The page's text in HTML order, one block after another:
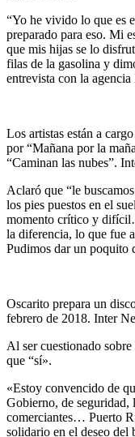
“Yo he vivido lo que es
preparado para eso. Mi
que mis hijas se lo
filas de la gasolina y
entrevista con la
Los artistas están a
por “Mañana por la
“Caminan las nubes”.
Aclaró que “le
los pies puestos en el
momento crítico y
la diferencia, lo que fue
Pudimos dar un poquito
Oscarito prepara un
febrero de 2018. Inter
Al ser cuestionado
que “sí».
«Estoy convencido de
Gobierno, de seguridad,
comerciantes… Puerto
solidario en el deseo del